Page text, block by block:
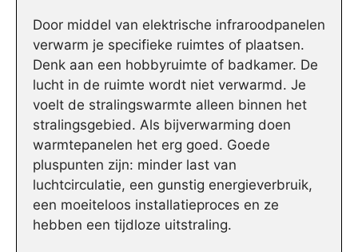
Door middel van elektrische infraroodpanelen
verwarm je specifieke ruimtes of plaatsen.
Denk aan een hobbyruimte of badkamer. De
lucht in de ruimte wordt niet verwarmd. Je
voelt de stralingswarmte alleen binnen het
stralingsgebied. Als bijverwarming doen
warmtepanelen het erg goed. Goede
pluspunten zijn: minder last van
luchtcirculatie, een gunstig energieverbruik,
een moeiteloos installatieproces en ze
hebben een tijdloze uitstraling.